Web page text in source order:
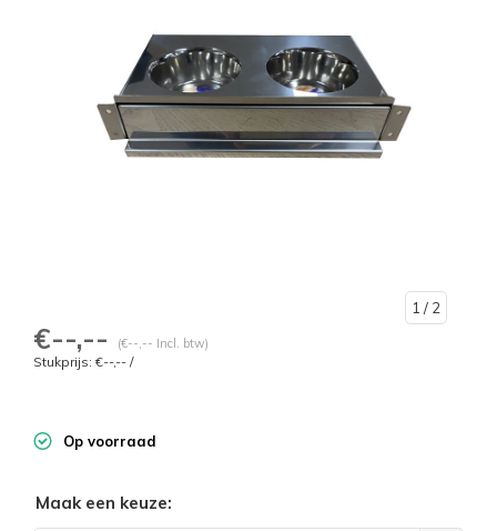
1 / 2
€--,-- (€--,-- Incl. btw)
Stukprijs: €--,-- /
Op voorraad